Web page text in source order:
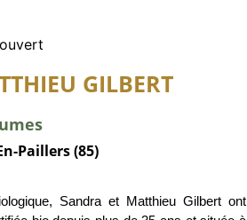
GILBERT
Paillers (85)
Sandra et Matthieu Gilbert ont